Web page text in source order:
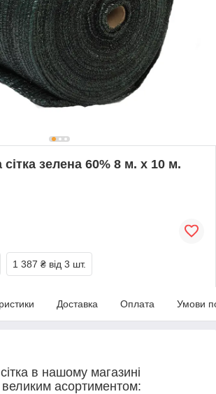
зелена 60% 8 м. х 10 м.
1 387 ₴ від 3 шт.
Доставка Оплата Умови
в нашому магазині
асортиментом: